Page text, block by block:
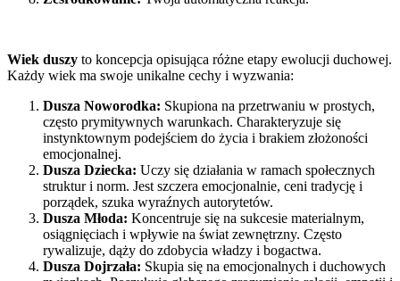
Wiek duszy to koncepcja opisująca różne etapy ewolucji duchowej.
Każdy wiek ma swoje unikalne cechy i wyzwania:
Dusza Noworodka: Skupiona na przetrwaniu w prostych,
często prymitywnych warunkach. Charakteryzuje się
instynktownym podejściem do życia i brakiem złożoności
emocjonalnej.
Dusza Dziecka: Uczy się działania w ramach społecznych
struktur i norm. Jest szczera emocjonalnie, ceni tradycję i
porządek, szuka wyraźnych autorytetów.
Dusza Młoda: Koncentruje się na sukcesie materialnym,
osiągnięciach i wpływie na świat zewnętrzny. Często
rywalizuje, dąży do zdobycia władzy i bogactwa.
Dusza Dojrzała: Skupia się na emocjonalnych i duchowych